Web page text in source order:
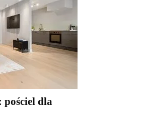
pościel dla